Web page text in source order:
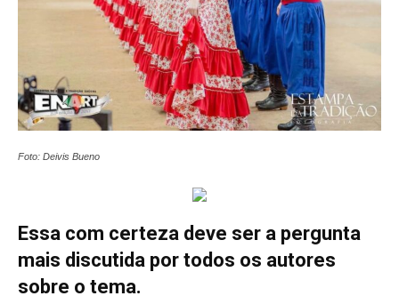
Foto: Deivis Bueno
Essa com certeza deve ser a pergunta
mais discutida por todos os autores
sobre o tema.